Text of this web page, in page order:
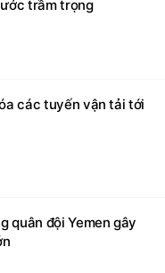
trầm trọng
các tuyến vận tải tới
quân đội Yemen gây